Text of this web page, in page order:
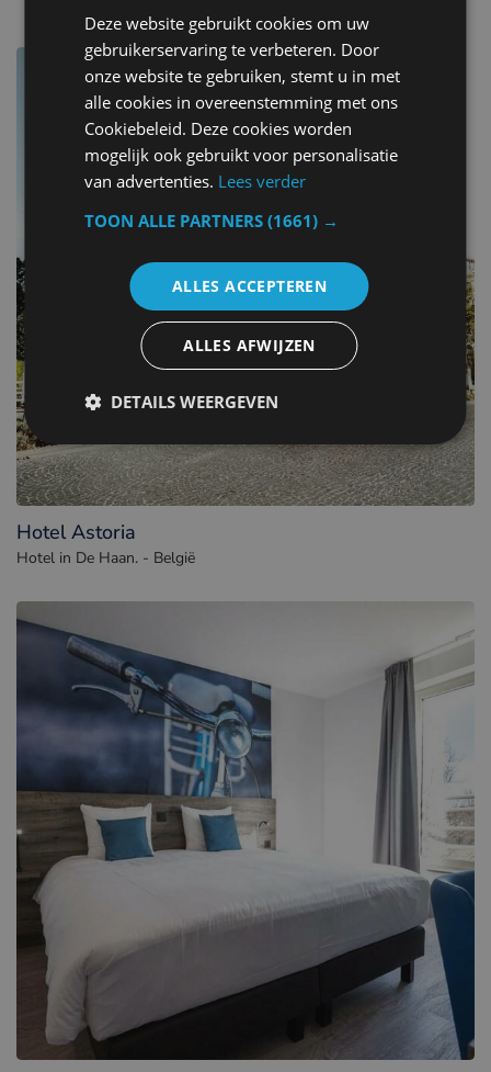
Hotel Astoria
Hotel in De Haan. - België
Deze website gebruikt cookies om uw
gebruikerservaring te verbeteren. Door
onze website te gebruiken, stemt u in met
alle cookies in overeenstemming met ons
Cookiebeleid. Deze cookies worden
mogelijk ook gebruikt voor personalisatie
van advertenties. Lees verder
TOON ALLE PARTNERS(1661) →
ALLES ACCEPTEREN
ALLES AFWIJZEN
DETAILS WEERGEVEN